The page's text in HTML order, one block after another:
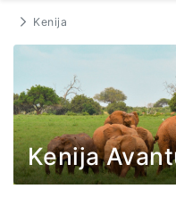
Kenija
Kenija